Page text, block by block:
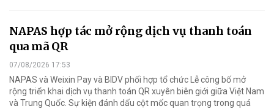
NAPAS hợp tác mở rộng dịch vụ thanh toán
qua mã QR
07/08/2026 17:53
NAPAS và Weixin Pay và BIDV phối hợp tổ chức Lễ công bố mở
rộng triển khai dịch vụ thanh toán QR xuyên biên giới giữa Việt Nam
và Trung Quốc. Sự kiện đánh dấu cột mốc quan trọng trong quá